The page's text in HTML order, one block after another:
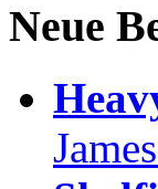
Neue